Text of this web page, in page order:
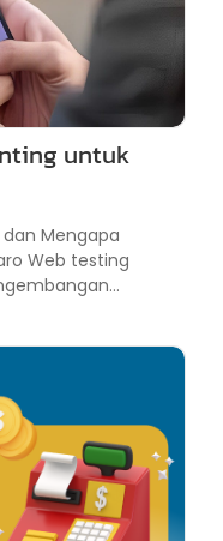
untuk
Mengapa
Web testing